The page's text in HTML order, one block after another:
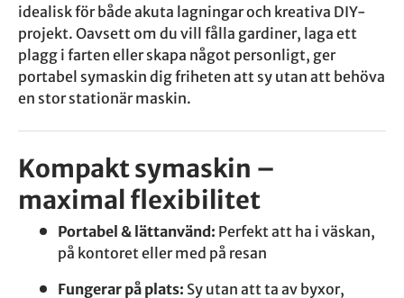
idealisk för både akuta lagningar och kreativa DIY-
projekt. Oavsett om du vill fålla gardiner, laga ett
plagg i farten eller skapa något personligt, ger
portabel symaskin dig friheten att sy utan att behöva
en stor stationär maskin.
Kompakt symaskin –
maximal flexibilitet
Portabel & lättanvänd: Perfekt att ha i väskan,
på kontoret eller med på resan
Fungerar på plats: Sy utan att ta av byxor,